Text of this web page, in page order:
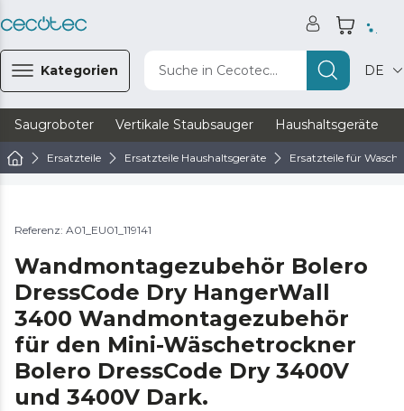
Kategorien Suche in Cecotec... DE
Saugroboter Vertikale Staubsauger Haushaltsgeräte
Ersatzteile Ersatzteile Haushaltsgeräte Ersatzteile für
Referenz: A01_EU01_119141
Wandmontagezubehör Bolero
DressCode Dry HangerWall
3400 Wandmontagezubehör
für den Mini-Wäschetrockner
Bolero DressCode Dry 3400V
und 3400V Dark.